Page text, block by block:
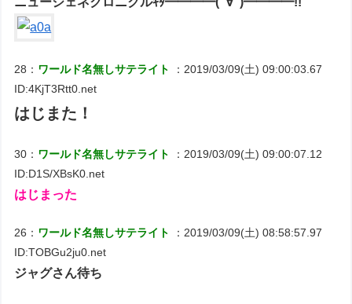
28： ワールド名無しサテライト
：2019/03/09(土) 09:00:03.67
ID:4KjT3Rtt0.net
はじまた！
30： ワールド名無しサテライト
：2019/03/09(土) 09:00:07.12
ID:D1S/XBsK0.net
はじまった
26： ワールド名無しサテライト
：2019/03/09(土) 08:58:57.97
ID:TOBGu2ju0.net
ジャグさん待ち